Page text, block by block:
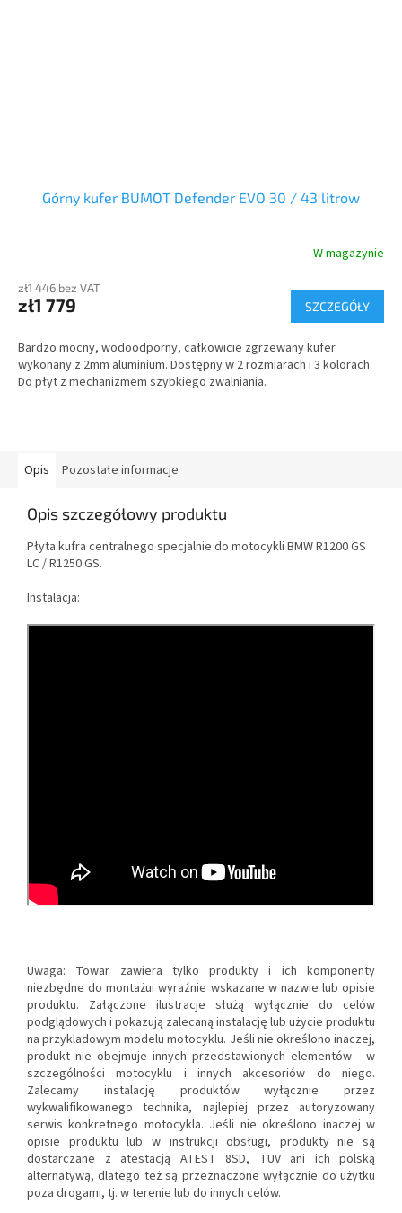
Górny kufer BUMOT Defender EVO 30 / 43 litrow
W magazynie
zł1 446 bez VAT
zł1 779 SZCZEGÓŁY
Bardzo mocny, wodoodporny, całkowicie zgrzewany kufer
wykonany z 2mm aluminium. Dostępny w 2 rozmiarach i 3 kolorach.
Do płyt z mechanizmem szybkiego zwalniania.
Opis Pozostałe informacje
Opis szczegółowy produktu
Płyta kufra centralnego specjalnie do motocykli BMW R1200 GS
LC / R1250 GS.
Instalacja:
Uwaga: Towar zawiera tylko produkty i ich komponenty
niezbędne do montażui wyraźnie wskazane w nazwie lub opisie
produktu. Załączone ilustracje służą wyłącznie do celów
podglądowych i pokazują zalecaną instalację lub użycie produktu
na przykladowym modelu motocyklu. Jeśli nie określono inaczej,
produkt nie obejmuje innych przedstawionych elementów - w
szczególności motocyklu i innych akcesoriów do niego.
Zalecamy instalację produktów wyłącznie przez
wykwalifikowanego technika, najlepiej przez autoryzowany
serwis konkretnego motocykla. Jeśli nie określono inaczej w
opisie produktu lub w instrukcji obsługi, produkty nie są
dostarczane z atestacją ATEST 8SD, TUV ani ich polską
alternatywą, dlatego też są przeznaczone wyłącznie do użytku
poza drogami, tj. w terenie lub do innych celów.